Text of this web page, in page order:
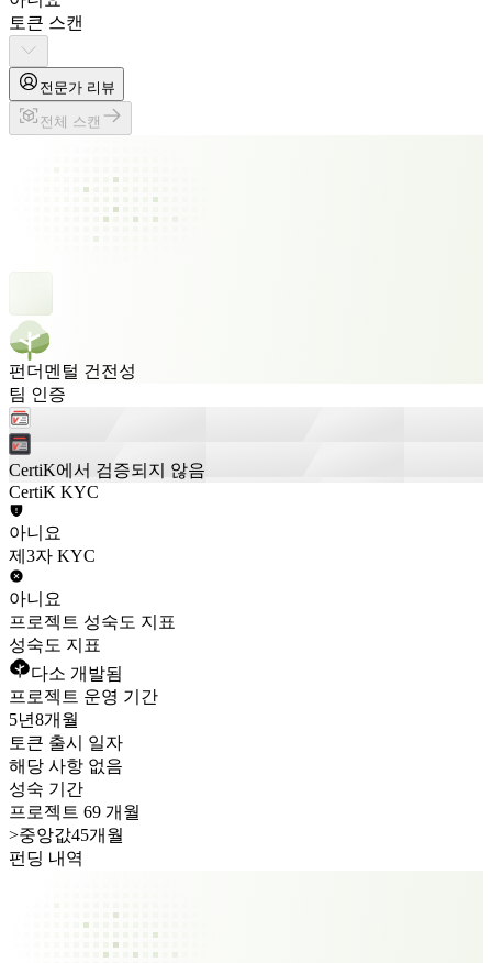
토큰 스캔
전문가 리뷰
전체 스캔
펀더멘털 건전성
팀 인증
CertiK에서 검증되지 않음
CertiK KYC
아니요
제3자 KYC
아니요
프로젝트 성숙도 지표
성숙도 지표
다소 개발됨
프로젝트 운영 기간
5년8개월
토큰 출시 일자
해당 사항 없음
성숙 기간
프로젝트 69 개월
>중앙값45개월
펀딩 내역